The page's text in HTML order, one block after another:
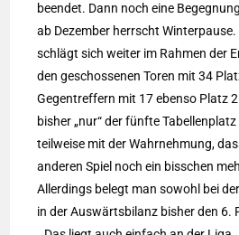
beendet. Dann noch eine
ab Dezember herrscht Winterpause.
schlägt sich weiter im Rahmen der
den geschossenen Toren mit 34
Gegentreffern mit 17 ebenso Platz
bisher „nur“ der fünfte
teilweise mit der Wahrnehmung,
anderen Spiel noch ein bisschen
Allerdings belegt man sowohl bei
in der Auswärtsbilanz bisher den 6.